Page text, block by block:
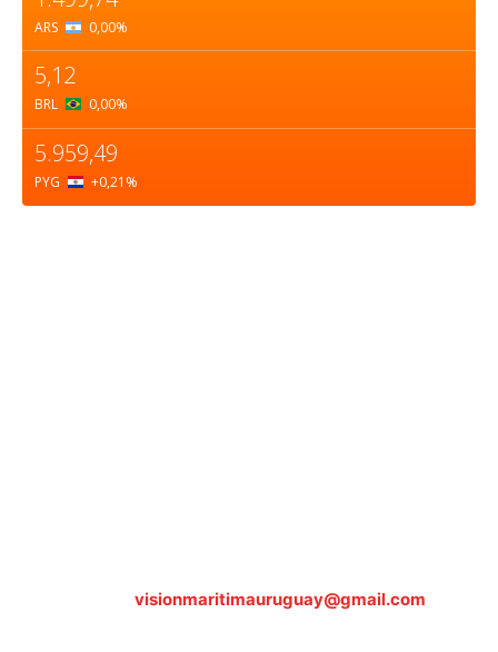
ARS 0,00%
5,12
BRL 0,00%
5.959,49
PYG +0,21 %
visionmaritimauruguay@gmail.com